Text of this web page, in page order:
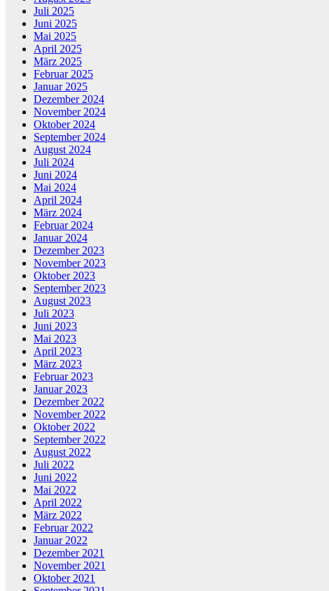
Juli 2025
Juni 2025
Mai 2025
April 2025
März 2025
Februar 2025
Januar 2025
Dezember 2024
November 2024
Oktober 2024
September 2024
August 2024
Juli 2024
Juni 2024
Mai 2024
April 2024
März 2024
Februar 2024
Januar 2024
Dezember 2023
November 2023
Oktober 2023
September 2023
August 2023
Juli 2023
Juni 2023
Mai 2023
April 2023
März 2023
Februar 2023
Januar 2023
Dezember 2022
November 2022
Oktober 2022
September 2022
August 2022
Juli 2022
Juni 2022
Mai 2022
April 2022
März 2022
Februar 2022
Januar 2022
Dezember 2021
November 2021
Oktober 2021